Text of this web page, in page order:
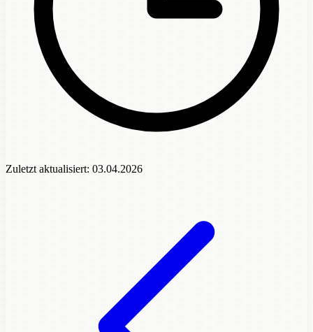
Zuletzt aktualisiert: 03.04.2026